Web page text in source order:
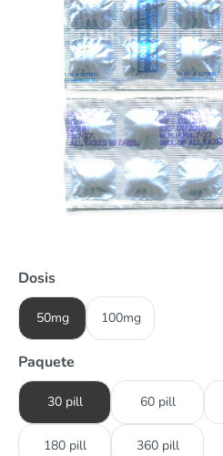
Dosis
50mg 100mg
Paquete
30 pill 60 pill
180 pill 360 pill